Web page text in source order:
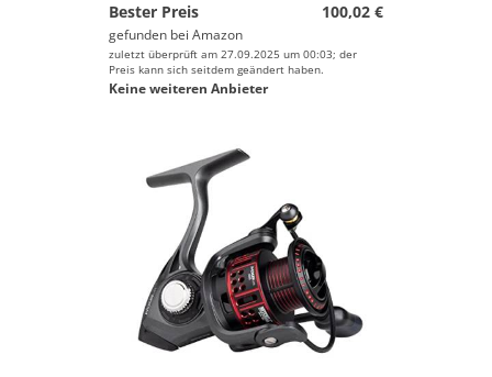
Bester Preis
100,02 €
gefunden bei Amazon
zuletzt überprüft am 27.09.2025 um 00:03; der
Preis kann sich seitdem geändert haben.
Keine weiteren Anbieter